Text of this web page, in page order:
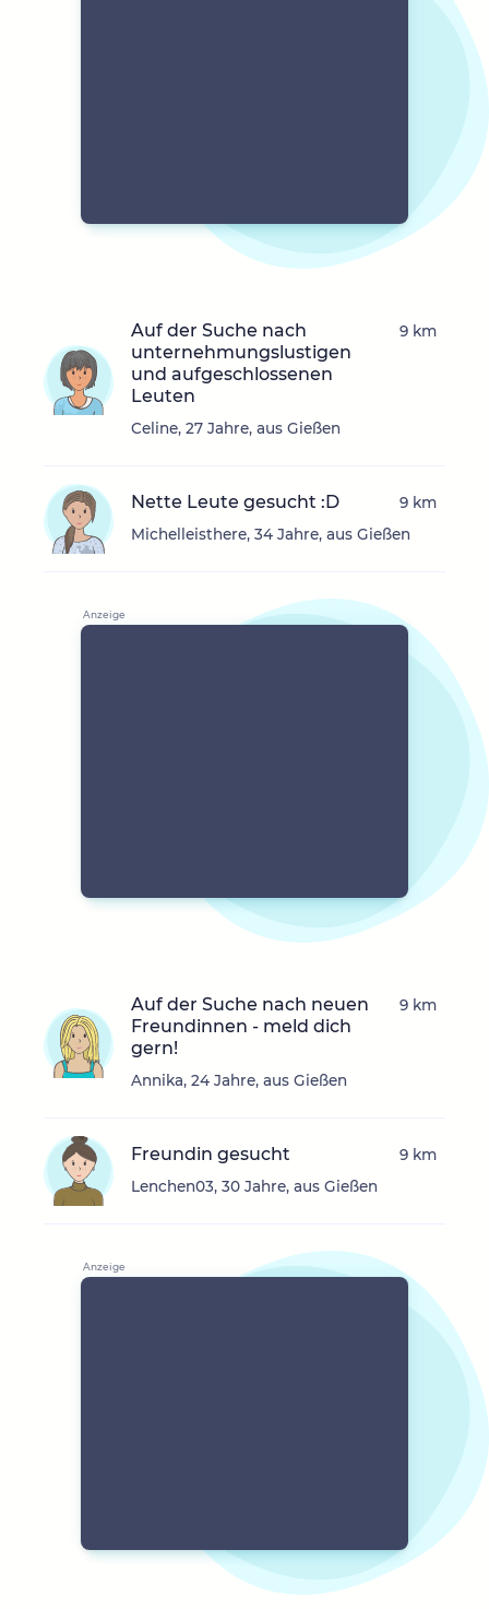
Auf der Suche nach
unternehmungslustigen
und aufgeschlossenen
Leuten
Celine, 27 Jahre, aus Gießen
9 km
Nette Leute gesucht :D
Michelleisthere, 34 Jahre, aus Gießen
9 km
Auf der Suche nach neuen
Freundinnen - meld dich
gern!
Annika, 24 Jahre, aus Gießen
9 km
Freundin gesucht
Lenchen03, 30 Jahre, aus Gießen
9 km